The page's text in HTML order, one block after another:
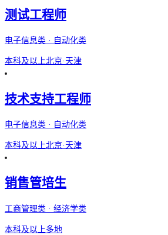
测试工程师
电子信息类 · 自动化类
本科及以上北京·天津
技术支持工程师
电子信息类 · 自动化类
本科及以上北京·天津
销售管培生
工商管理类 · 经济学类
本科及以上多地